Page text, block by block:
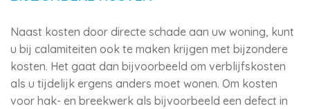
Naast kosten door directe schade aan uw woning, kunt
u bij calamiteiten ook te maken krijgen met bijzondere
kosten. Het gaat dan bijvoorbeeld om verblijfskosten
als u tijdelijk ergens anders moet wonen. Om kosten
voor hak- en breekwerk als bijvoorbeeld een defect in